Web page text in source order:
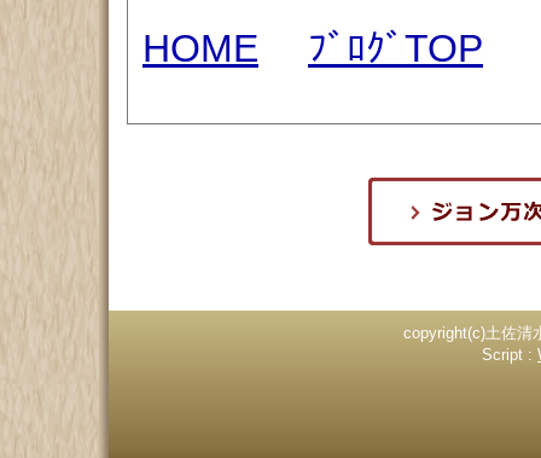
HOME
ﾌﾞﾛｸﾞTOP
copyright(c)土佐清
Script :